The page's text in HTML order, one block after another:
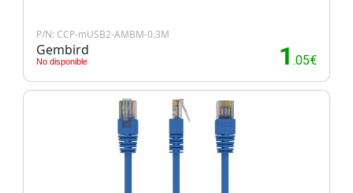
P/N: CCP-mUSB2-AMBM-0.3M
Gembird
No disponible 1 .05€